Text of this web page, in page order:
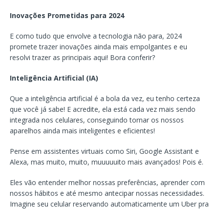
Inovações Prometidas para 2024
E como tudo que envolve a tecnologia não para, 2024
promete trazer inovações ainda mais empolgantes e eu
resolvi trazer as principais aqui! Bora conferir?
Inteligência Artificial (IA)
Que a inteligência artificial é a bola da vez, eu tenho certeza
que você já sabe! E acredite, ela está cada vez mais sendo
integrada nos celulares, conseguindo tornar os nossos
aparelhos ainda mais inteligentes e eficientes!
Pense em assistentes virtuais como Siri, Google Assistant e
Alexa, mas muito, muito, muuuuuito mais avançados! Pois é.
Eles vão entender melhor nossas preferências, aprender com
nossos hábitos e até mesmo antecipar nossas necessidades.
Imagine seu celular reservando automaticamente um Uber pra